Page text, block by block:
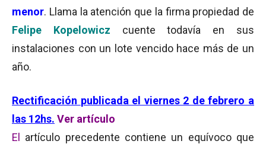
menor. Llama la atención que la firma propiedad de
Felipe Kopelowicz cuente todavía en sus
instalaciones con un lote vencido hace más de un
año.
Rectificación publicada el viernes 2 de febrero a
las 12hs. Ver artículo
El
artículo precedente contiene un equívoco que